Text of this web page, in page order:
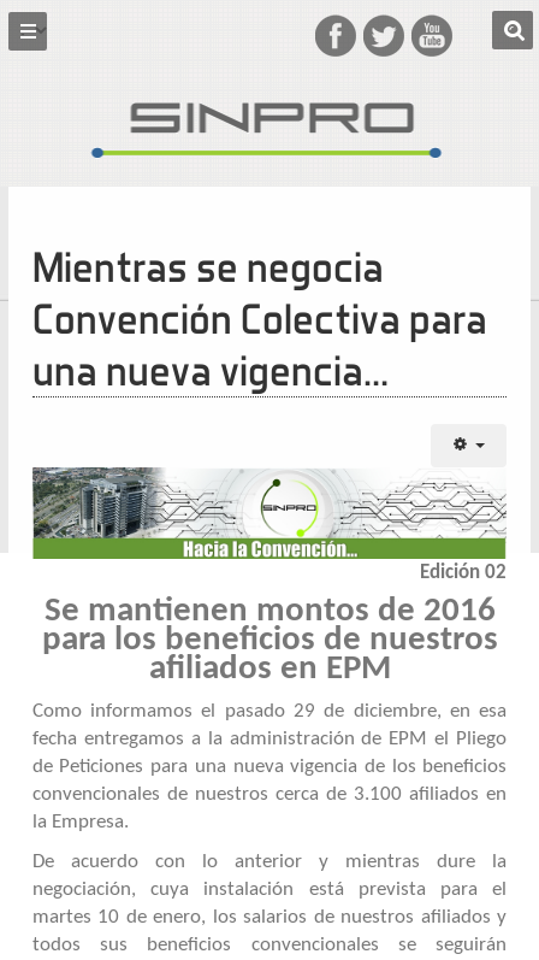
Mientras se negocia
Convención Colectiva para
una nueva vigencia…
Edición 02
Se mantienen montos de 2016
para los beneficios de nuestros
afiliados en EPM
Como informamos el pasado 29 de diciembre, en esa
fecha entregamos a la administración de EPM el Pliego
de Peticiones para una nueva vigencia de los beneficios
convencionales de nuestros cerca de 3.100 afiliados en
la Empresa.
De acuerdo con lo anterior y mientras dure la
negociación, cuya instalación está prevista para el
martes 10 de enero, los salarios de nuestros afiliados y
todos sus beneficios convencionales se seguirán